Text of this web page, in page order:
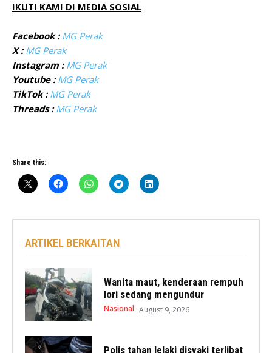
IKUTI KAMI DI MEDIA SOSIAL
Facebook : MG Perak
X : MG Perak
Instagram : MG Perak
Youtube : MG Perak
TikTok : MG Perak
Threads : MG Perak
Share this:
ARTIKEL BERKAITAN
Wanita maut, kenderaan rempuh
lori sedang mengundur
Nasional August 9, 2026
Polis tahan lelaki disyaki terlibat